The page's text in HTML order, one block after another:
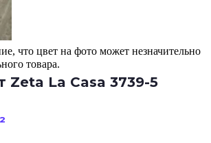
что цвет на фото может незначительно
товара.
Zeta La Casa 3739-5